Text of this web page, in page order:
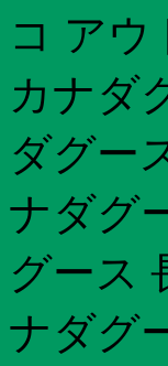
コ ア
カナダ
ダグー
ナダグ
グース
ナダグ